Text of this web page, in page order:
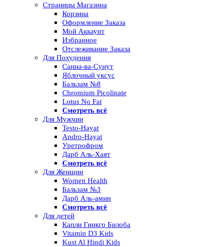
Страницы Магазина
Корзина
Оформление Заказа
Мой Аккаунт
Избранное
Отслеживание Заказа
Для Похудения
Санна-ва-Сунут
Яблочный уксус
Бальзам №8
Chromium Picolinate
Lotus No Fat
Смотреть всё
Для Мужчин
Testo-Hayat
Andro-Hayat
Уретрофром
Дарб Аль-Хаят
Смотреть всё
Для Женщин
Women Health
Бальзам №3
Дарб Аль-амин
Смотреть всё
Для детей
Капли Гинкго Билоба
Vitamin D3 Kids
Kust Al Hindi Kids